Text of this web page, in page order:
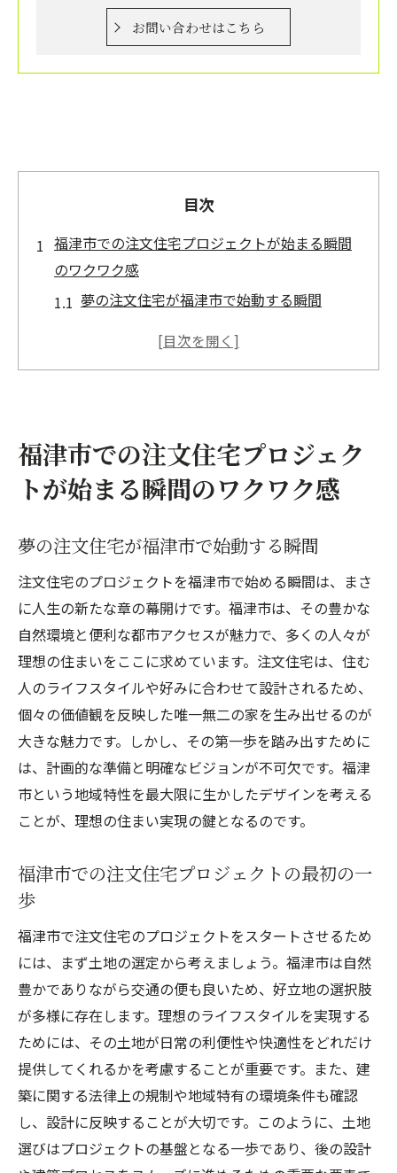
お問い合わせはこちら
目次
福津市での注文住宅プロジェクトが始まる瞬間
のワクワク感
夢の注文住宅が福津市で始動する瞬間
福津市での注文住宅プロジェクトの最初の
福津市での注文住宅計画をワクワクさせる
理由
期待が高まる福津市での注文住宅プロジェ
福津市での注文住宅プロジェクト、最初の
ステップ
理想の注文住宅を実現するための土地選びのコ
ツ
福津市で理想の注文住宅を実現するための
土地選定
注文住宅に最適な福津市の土地を見つける
方法
福津市での注文住宅における土地選びの重
要ポイント
し
注文住宅の夢を叶えるための福津市での土
地選び
設計段階で考えるべき注文住宅の重要ポイント
福津市の風土を活かした注文住宅の設計ポ
イント
注文住宅設計で考慮すべき福津市の地理的
特性
理想の注文住宅設計を実現するための福津
福津市での注文住宅プロジェク
トが始まる瞬間のワクワク感
夢の注文住宅が福津市で始動する瞬間
注文住宅のプロジェクトを福津市で始める瞬間は、まさ
に人生の新たな章の幕開けです。福津市は、その豊かな
自然環境と便利な都市アクセスが魅力で、多くの人々が
理想の住まいをここに求めています。注文住宅は、住む
人のライフスタイルや好みに合わせて設計されるため、
個々の価値観を反映した唯一無二の家を生み出せるのが
大きな魅力です。しかし、その第一歩を踏み出すために
は、計画的な準備と明確なビジョンが不可欠です。福津
市という地域特性を最大限に生かしたデザインを考える
ことが、理想の住まい実現の鍵となるのです。
福津市での注文住宅プロジェクトの最初の一
歩
福津市で注文住宅のプロジェクトをスタートさせるため
には、まず土地の選定から考えましょう。福津市は自然
豊かでありながら交通の便も良いため、好立地の選択肢
が多様に存在します。理想のライフスタイルを実現する
ためには、その土地が日常の利便性や快適性をどれだけ
提供してくれるかを考慮することが重要です。また、建
築に関する法律上の規制や地域特有の環境条件も確認
し、設計に反映することが大切です。このように、土地
選びはプロジェクトの基盤となる一歩であり、後の設計